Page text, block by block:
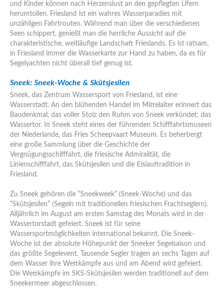
und Kinder können nach Herzenslust an den gepflegten Ufern
herumtollen. Friesland ist ein wahres Wasserparadies mit
unzähligen Fahrtrouten. Während man über die verschiedenen
Seen schippert, genießt man die herrliche Aussicht auf die
charakteristische, weitläufige Landschaft Frieslands. Es ist ratsam,
in Friesland immer die Wasserkarte zur Hand zu haben, da es für
Segelyachten nicht überall tief genug ist.
Sneek: Sneek-Woche & Skûtsjesilen
Sneek, das Zentrum Wassersport von Friesland, ist eine
Wasserstadt. An den blühenden Handel im Mittelalter erinnert das
Baudenkmal, das voller Stolz den Ruhm von Sneek verkündet: das
Wassertor. In Sneek steht eines der führenden Schifffahrtsmuseen
der Niederlande, das Fries Scheepvaart Museum. Es beherbergt
eine große Sammlung über die Geschichte der
Vergnügungsschifffahrt, die friesische Admiralität, die
Linienschifffahrt, das Skûtsjesilen und die Eislauftradition in
Friesland.
Zu Sneek gehören die “Sneekweek” (Sneek-Woche) und das
“Skûtsjesilen” (Segeln mit traditionellen friesischen Frachtseglern).
Alljährlich im August am ersten Samstag des Monats wird in der
Wassertorstadt gefeiert. Sneek ist für seine
Wassersportmöglichkeiten international bekannt. Die Sneek-
Woche ist der absolute Höhepunkt der Sneeker Segelsaison und
das größte Segelevent. Tausende Segler tragen an sechs Tagen auf
dem Wasser ihre Wettkämpfe aus und am Abend wird gefeiert.
Die Wettkämpfe im SKS-Skûtsjesilen werden traditionell auf dem
Sneekermeer abgeschlossen.